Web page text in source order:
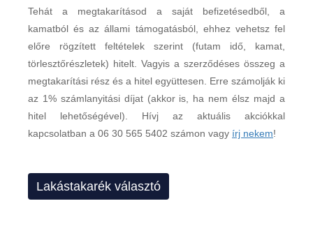
Tehát a megtakarításod a saját befizetésedből, a
kamatból és az állami támogatásból, ehhez vehetsz fel
előre rögzített feltételek szerint (futam idő, kamat,
törlesztőrészletek) hitelt. Vagyis a szerződéses összeg a
megtakarítási rész és a hitel együttesen. Erre számolják ki
az 1% számlanyitási díjat (akkor is, ha nem élsz majd a
hitel lehetőségével). Hívj az aktuális akciókkal
kapcsolatban a 06 30 565 5402 számon vagy írj nekem!
Lakástakarék választó